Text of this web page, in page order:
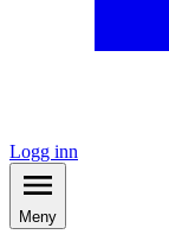
Logg inn
Meny